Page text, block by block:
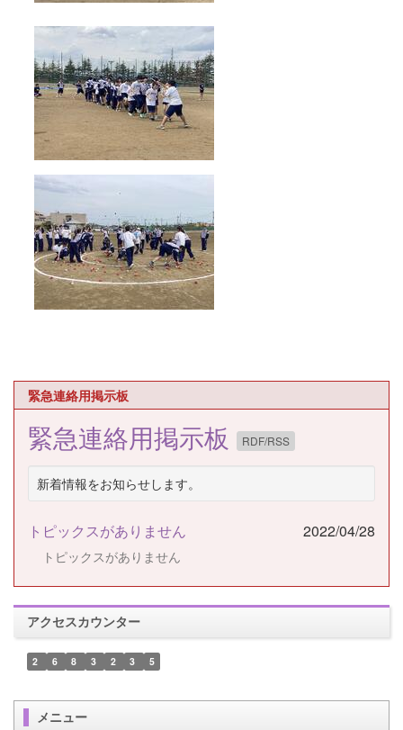
緊急連絡用掲示板
緊急連絡用掲示板 RDF/RSS
新着情報をお知らせします。
トピックスがありません 2022/04/28
トピックスがありません
アクセスカウンター
2 6 8 3 2 3 5
メニュー